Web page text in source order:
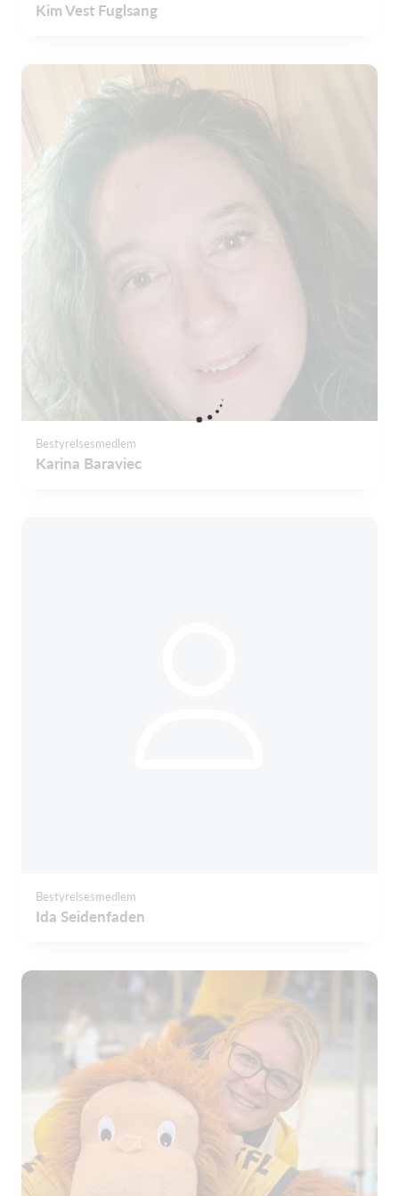
Kim Vest Fuglsang
Bestyrelsesmedlem
Karina Baraviec
Bestyrelsesmedlem
Ida Seidenfaden